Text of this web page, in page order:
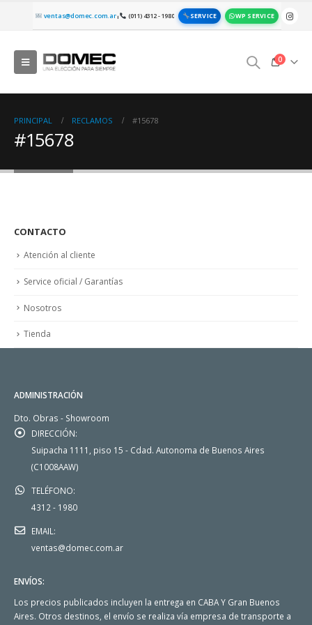
ventas@domec.com.ar| (011) 4312 - 1980 SERVICE WP SERVICE
0
PRINCIPAL RECLAMOS #15678
#15678
CONTACTO
Atención al cliente
Service oficial / Garantías
Nosotros
Tienda
ADMINISTRACIÓN
Dto. Obras - Showroom
DIRECCIÓN:
Suipacha 1111, piso 15 - Cdad. Autonoma de Buenos Aires
(C1008AAW)
TELÉFONO:
4312 - 1980
EMAIL:
ventas@domec.com.ar
ENVÍOS:
Los precios publicados incluyen la entrega en CABA Y Gran Buenos
Aires. Otros destinos, el envío se realiza vía empresa de transporte a